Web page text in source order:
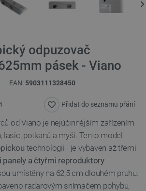
odpuzovač
pásek - Viano
EAN: 5903111328450
Přidat do seznamu přání
od Viano je nejúčinnějším zařízením
lasic, potkanů a myší. Tento model
technologii - je vybaven až třemi
a čtyřmi reproduktory
umístěny na 62,5 cm dlouhém pruhu.
radarovým snímačem pohybu,